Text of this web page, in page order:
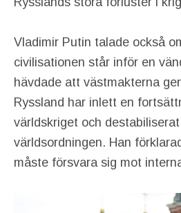
Vladimir Putin talade också
civilisationen står inför en
hävdade att västmakterna
Ryssland har inlett en
världskriget och
världsordningen. Han
måste försvara sig mot